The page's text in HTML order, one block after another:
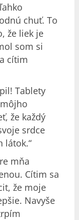
chuť. To
že liek je
som si
cítim
Tablety
že každý
srdce
látok.“
mňa
Cítim sa
že moje
Navyše